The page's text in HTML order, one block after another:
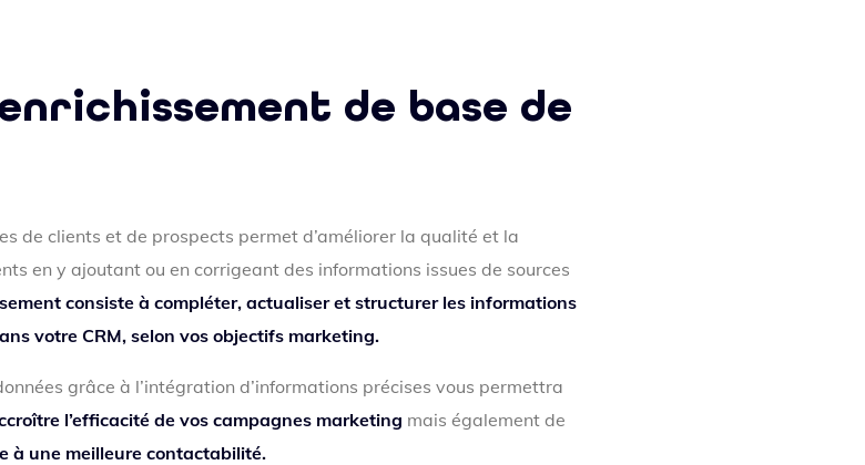
de base de
de clients et de prospects permet d’améliorer la qualité et la
en y ajoutant ou en corrigeant des informations issues de sources
consiste à compléter, actualiser et structurer les informations
votre CRM, selon vos objectifs marketing.
grâce à l’intégration d’informations précises vous permettra
l’efficacité de vos campagnes marketing mais également de
à une meilleure contactabilité.